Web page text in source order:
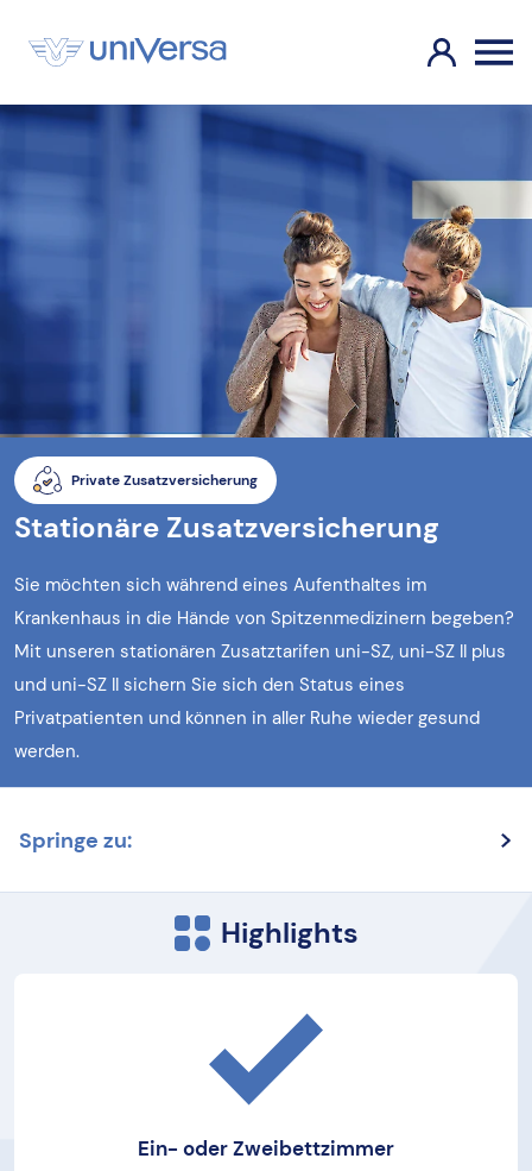
Private Zusatzversicherung
Stationäre Zusatzversicherung
Sie möchten sich während eines Aufenthaltes im
Krankenhaus in die Hände von Spitzenmedizinern begeben?
Mit unseren stationären Zusatztarifen uni-SZ, uni-SZ II plus
und uni-SZ II sichern Sie sich den Status eines
Privatpatienten und können in aller Ruhe wieder gesund
werden.
Springe zu:
Highlights
Ein- oder Zweibettzimmer